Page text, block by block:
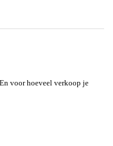
voor hoeveel verkoop je